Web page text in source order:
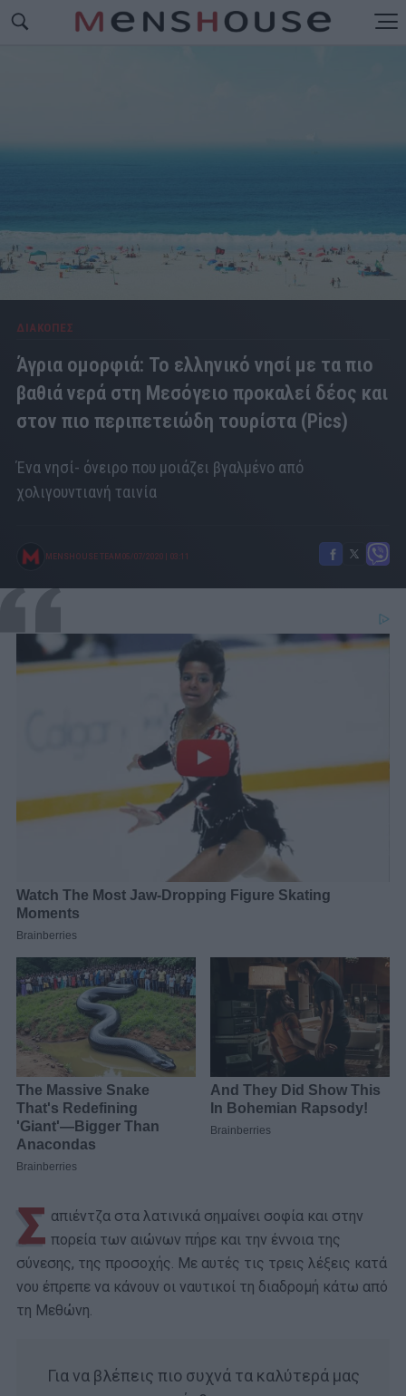
ΔΙΑΚΟΠΕΣ
Άγρια ομορφιά: Το ελληνικό νησί με τα πιο
βαθιά νερά στη Μεσόγειο προκαλεί δέος και
στον πιο περιπετειώδη τουρίστα (Pics)
Ένα νησί- όνειρο που μοιάζει βγαλμένο από
χολιγουντιανή ταινία
MENSHOUSE TEAM 05/07/2020 03:11
Σ απιέντζα στα λατινικά σημαίνει σοφία και στην
πορεία των αιώνων πήρε και την έννοια της
σύνεσης, της προσοχής. Με αυτές τις τρεις λέξεις κατά
νου έπρεπε να κάνουν οι ναυτικοί τη διαδρομή κάτω από
τη Μεθώνη.
Για να βλέπεις πιο συχνά τα καλύτερά μας